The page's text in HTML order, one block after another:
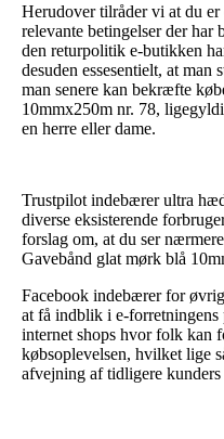
Herudover tilråder vi at du
relevante betingelser der har
den returpolitik e-butikken
desuden essesentielt, at
man senere kan bekræfte
10mmx250m nr. 78,
en herre eller dame.
Trustpilot indebærer ultra
diverse eksisterende
forslag om, at du ser
Gavebånd glat mørk blå
Facebook indebærer for
at få indblik i e-
internet shops hvor folk kan
købsoplevelsen, hvilket lige
afvejning af tidligere kunders